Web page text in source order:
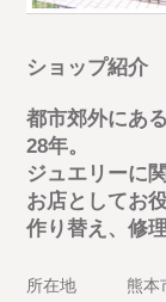
ショップ紹介
都市郊外にあ
28年。
ジュエリーに
お店としてお
作り替え、修
所在地
熊本